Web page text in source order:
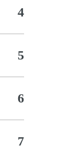
4
5
6
7